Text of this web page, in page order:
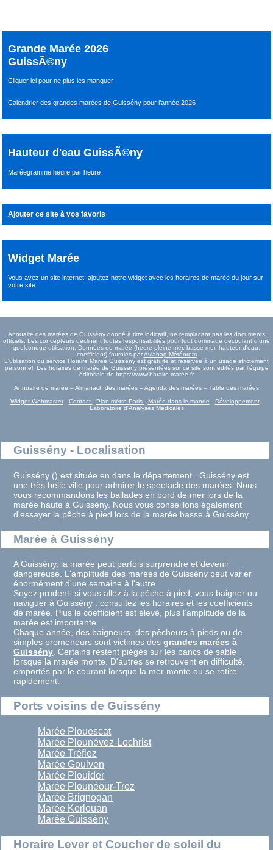
Grande Marée 2026
GuissÃ©ny
Cliquer ici pour ne plus les manquer
Calendrier des grandes marées de Guissény pour l’année 2026
Hauteur d'eau GuissÃ©ny
Maréegramme heure par heure
Ajouter ce site à vos favoris
Widget Marée
Vous avez un site internet,ajoutez notre widget avec les horaires de marée du joursur
votre site
Annuaire des marées de Guissény donné à titre indicatif, ne remplaçant pas les documents
officiels. Les concepteurs déclinent toutes responsabilités pour tout dommage découlant d'une
quelconque utilisation. Données de marée (heure pleine-mer, basse-mer, hauteur d'eau,
coefficient) fournies parAviabag Météorem
L'utilisation du service Horaire Marée Guissény est gratuite et réservée à un usage strictement
personnel. Les horaires de marée de Guissény présentées sur ce site sont édités par l'équipe
éditoriale de https://www.horaire-maree.fr
Annuaire de marée – Almanach des marées – Agenda des marées – Table des marées
Widget Webmaster- Contact - Plan métro Paris - Marée dans le monde - Développement-
Laboratoire d'Analyses Médicales
Guissény - Localisation
Guissény () est située en dans le département . Guissény est
une très belle ville pour admirer le spectacle des marées. Nous
vous recommandons les ballades en bord de mer lors de la
marée haute à Guissény. Nous vous conseillons également
d'essayer la pêche à pied lors de la marée basse à Guissény.
Marée à Guissény
A Guissény, la marée peut parfois surprendre et devenir
dangereuse. L'amplitude des marées de Guissény peut varier
énormément d'une semaine à l'autre.
Soyez prudent, si vous allez à la pêche à pied, vous baigner ou
naviguer à Guissény : consultez les horaires et les coefficients
de marée. Plus le coefficient est élevé, plus l'amplitude de la
marée est importante.
Chaque année, des baigneurs, des pêcheurs à pieds ou de
simples promeneurs sont victimes desgrandes marées à
Guissény. Certains restent piégés sur les bancs de sable
lorsque la marée monte. D'autres se retrouvent en difficulté,
emportés par le courant lorsque la mer monte ou se retire
rapidement.
Ports voisins de Guissény
Marée Plouescat
Marée Plounévez-Lochrist
Marée Tréflez
Marée Goulven
Marée Plouider
Marée Plounéour-Trez
Marée Brignogan
Marée Kerlouan
Marée Guissény
Horaire Lever et Coucher de soleil du